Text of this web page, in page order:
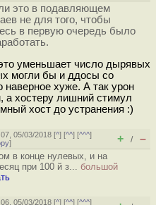
это в подавляющем
не для того, чтобы
в первую очередь было
уменьшает число дырявых
могли бы и ддосы со
наверное хуже. А так урон
а хостеру лишний стимул
хост до устранения :)
05/03/2018 [^] [^^] [^^^]
] + / –
в конце нулевых, и на
при 100 й з... большой
05/03/2018 [^] [^^] [^^^]